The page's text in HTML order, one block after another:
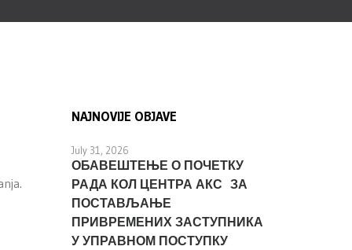
NAJNOVIJE OBJAVE
July 31, 2026
ОБАВЕШТЕЊЕ О ПОЧЕТКУ
РАДА КОЛ ЦЕНТРА АКС ЗА
ПОСТАВЉАЊЕ
ПРИВРЕМЕНИХ ЗАСТУПНИКА
У УПРАВНОМ ПОСТУПКУ